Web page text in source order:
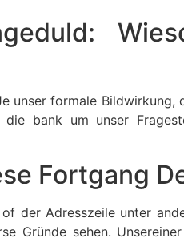
formale Bildwirkung,
bank um unser
Fortgang
der Adresszeile unter
Gründe sehen.